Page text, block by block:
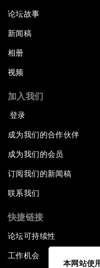
本网站使
论坛故事
新闻稿
相册
视频
加入我们
登录
成为我们的合作伙伴
成为我们的会员
订阅我们的新闻稿
联系我们
快捷链接
论坛可持续性
工作机会